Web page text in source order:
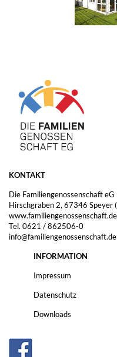
KONTAKT
Die Familiengenossenschaft eG
Hirschgraben 2, 67346 Speyer
www.familiengenossenschaft.de
Tel. 0621 / 862506-0
info@familiengenossenschaft.de
INFORMATION
Impressum
Datenschutz
Downloads